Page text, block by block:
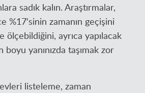
sadık kalın. Araştırmalar,
%17'sinin zamanın geçişini
ölçebildiğini, ayrıca yapılacak
yanınızda taşımak zor
listeleme, zaman